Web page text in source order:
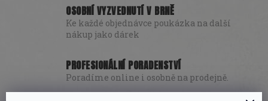
OSOBNÍ VYZVEDNUTÍ V BRNĚ
Ke každé objednávce poukázka na další
nákup jako dárek
PROFESIONÁLNÍ PORADENSTVÍ
Poradíme online i osobně na prodejně.